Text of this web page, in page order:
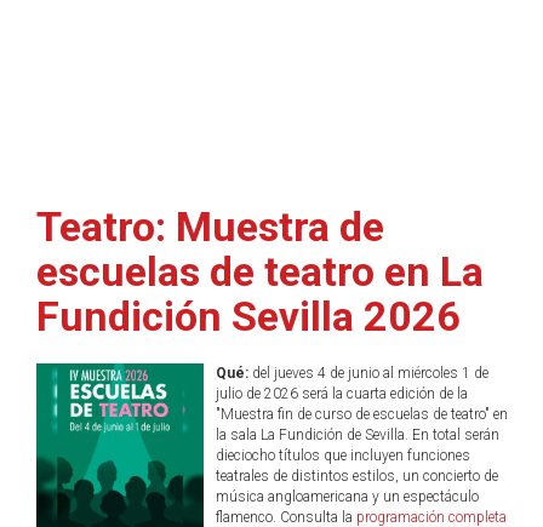
Teatro: Muestra de
escuelas de teatro en La
Fundición Sevilla 2026
Qué:del jueves 4 de junio al miércoles 1 de
julio de 2026 será la cuarta edición de la
"Muestra fin de curso de escuelas de teatro" en
la sala La Fundición de Sevilla. En total serán
dieciocho títulos que incluyen funciones
teatrales de distintos estilos, un concierto de
música angloamericana y un espectáculo
flamenco. Consulta la programación completa